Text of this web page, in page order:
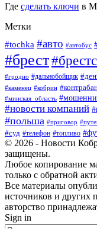
Где сделать ключи в
Метки
#tochka #авто #автобус
#брест
#гродно #дальнобойщик
#каменец #кобрин
#минская_область
#новости компаний
#польша #приговор
#суд #телефон #топливо
© 2026 - Новости
защищены.
Любое копирование
только с обратной
Все материалы
источников и других
авторство
Sign in